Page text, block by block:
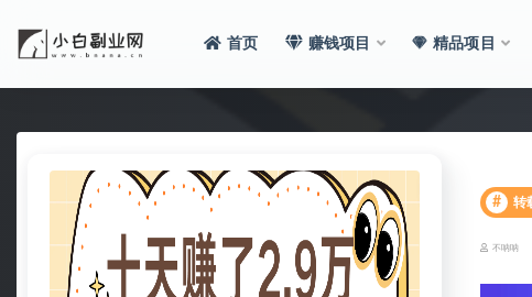
首页 赚钱项目 精品项目
# 转
不呐呐